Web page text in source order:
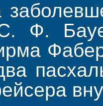
Ф.